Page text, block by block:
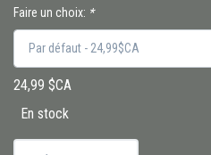
Faire un choix: *
24,99 $CA
En stock